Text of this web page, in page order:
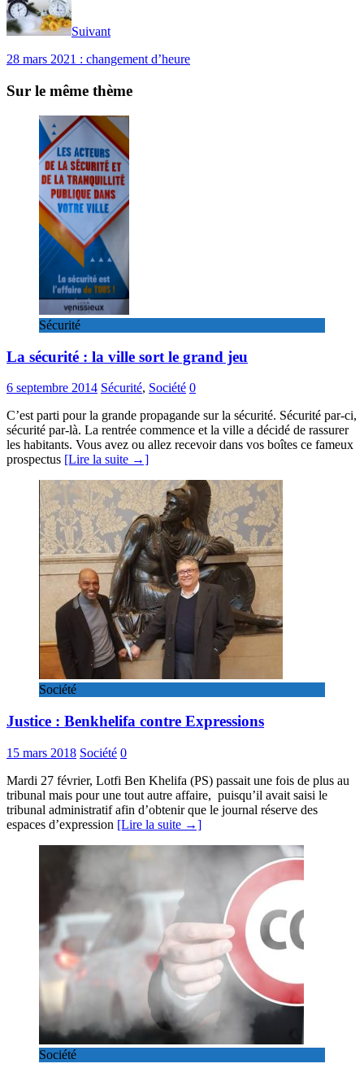
Suivant
28 mars 2021 : changement d’heure
Sur le même thème
Sécurité
La sécurité : la ville sort le grand jeu
6 septembre 2014 Sécurité, Société 0
C’est parti pour la grande propagande sur la sécurité. Sécurité par-ci,
sécurité par-là. La rentrée commence et la ville a décidé de rassurer
les habitants. Vous avez ou allez recevoir dans vos boîtes ce fameux
prospectus [Lire la suite →]
Société
Justice : Benkhelifa contre Expressions
15 mars 2018 Société 0
Mardi 27 février, Lotfi Ben Khelifa (PS) passait une fois de plus au
tribunal mais pour une tout autre affaire, puisqu’il avait saisi le
tribunal administratif afin d’obtenir que le journal réserve des
espaces d’expression [Lire la suite →]
Société